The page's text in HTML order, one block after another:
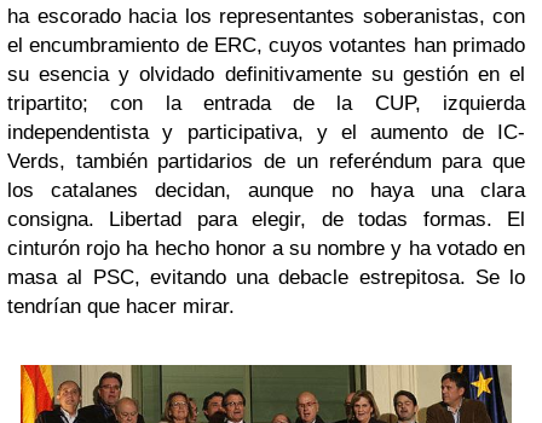
ha escorado hacia los representantes soberanistas, con
el encumbramiento de ERC, cuyos votantes han primado
su esencia y olvidado definitivamente su gestión en el
tripartito; con la entrada de la CUP, izquierda
independentista y participativa, y el aumento de IC-
Verds, también partidarios de un referéndum para que
los catalanes decidan, aunque no haya una clara
consigna. Libertad para elegir, de todas formas. El
cinturón rojo ha hecho honor a su nombre y ha votado en
masa al PSC, evitando una debacle estrepitosa. Se lo
tendrían que hacer mirar.